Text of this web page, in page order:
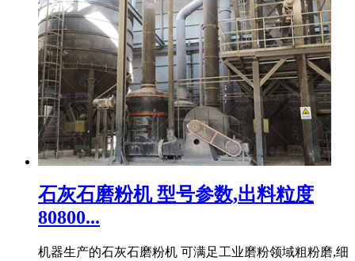
石灰石磨粉机 型号参数,出料粒度
80800...
机器生产的石灰石磨粉机 可满足工业磨粉领域粗粉磨,细